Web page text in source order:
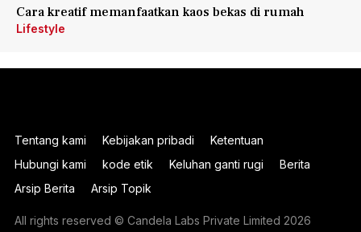
Cara kreatif memanfaatkan kaos bekas di rumah
Lifestyle
Tentang kami Kebijakan pribadi
Ketentuan
Hubungi kami
kode etik Keluhan ganti rugi
Berita
Arsip Berita
Arsip Topik
All rights reserved © Candela Labs Private Limited 2026